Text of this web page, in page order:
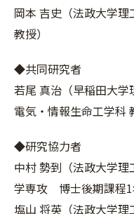
岡本 吉史（法政大学
教授）
◆共同研究者
若尾 真治（早稲田大
電気・情報生命工学科
◆研究協力者
中村 勢到（法政大学
学専攻 博士後期課程1
塩山 将英（法政大学